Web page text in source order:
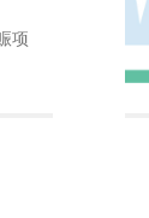
项